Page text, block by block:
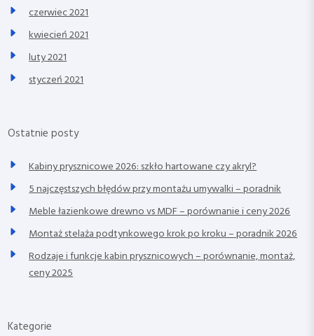
czerwiec 2021
kwiecień 2021
luty 2021
styczeń 2021
Ostatnie posty
Kabiny prysznicowe 2026: szkło hartowane czy akryl?
5 najczęstszych błędów przy montażu umywalki – poradnik
Meble łazienkowe drewno vs MDF – porównanie i ceny 2026
Montaż stelaża podtynkowego krok po kroku – poradnik 2026
Rodzaje i funkcje kabin prysznicowych – porównanie, montaż,
ceny 2025
Kategorie